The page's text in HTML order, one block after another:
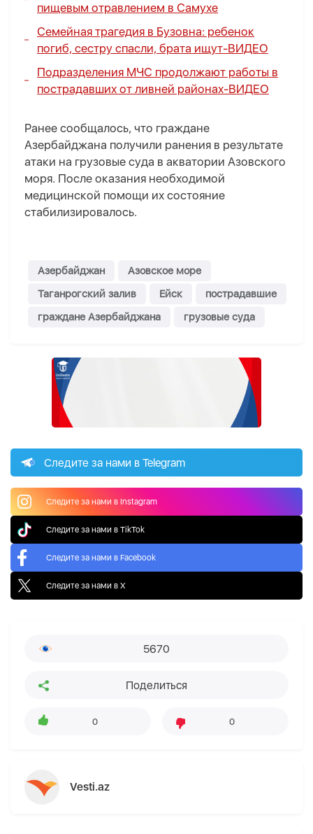
пищевым отравлением в Самухе
Семейная трагедия в Бузовна: ребенок
погиб, сестру спасли, брата ищут-ВИДЕО
Подразделения МЧС продолжают работы в
пострадавших от ливней районах-ВИДЕО
Ранее сообщалось, что граждане
Азербайджана получили ранения в результате
атаки на грузовые суда в акватории Азовского
моря. После оказания необходимой
медицинской помощи их состояние
стабилизировалось.
Азербайджан
Азовское море
Таганрогский залив
Ейск
пострадавшие
граждане Азербайджана
грузовые суда
Следите за нами в Telegram
Следите за нами в Instagram
Следите за нами в TikTok
Следите за нами в Facebook
Следите за нами в X
5670
Поделиться
0 0
Vesti.az